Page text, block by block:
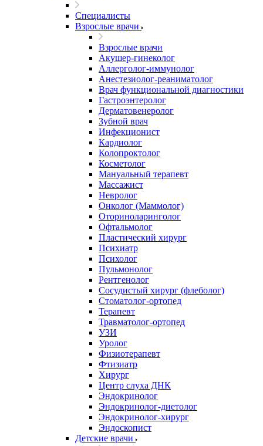
Специалисты
Взрослые врачи
Взрослые врачи
Акушер-гинеколог
Аллерголог-иммунолог
Анестезиолог-реаниматолог
Врач функциональной диагностики
Гастроэнтеролог
Дерматовенеролог
Зубной врач
Инфекционист
Кардиолог
Колопроктолог
Косметолог
Мануальный терапевт
Массажист
Невролог
Онколог (Маммолог)
Оториноларинголог
Офтальмолог
Пластический хирург
Психиатр
Психолог
Пульмонолог
Рентгенолог
Сосудистый хирург (флеболог)
Стоматолог-ортопед
Терапевт
Травматолог-ортопед
УЗИ
Уролог
Физиотерапевт
Фтизиатр
Хирург
Центр слуха ДНК
Эндокринолог
Эндокринолог-диетолог
Эндокринолог-хирург
Эндоскопист
Детские врачи